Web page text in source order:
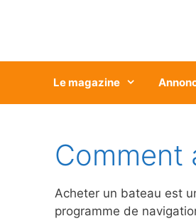
Le magazine
Comment
Acheter un bateau est
programme de